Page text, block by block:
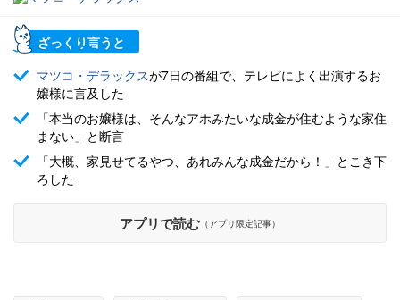
ざっくり言うと
マツコ・デラックスが7日の番組で、テレビによく出演するお
嬢様に言及した
「本当のお嬢様は、そんなアホみたいな成金が住むような家住
まない」と断言
「大概、家見せてるやつ、あれみんな成金だから！」とこき下
ろした
アプリで読む （アプリ限定記事）